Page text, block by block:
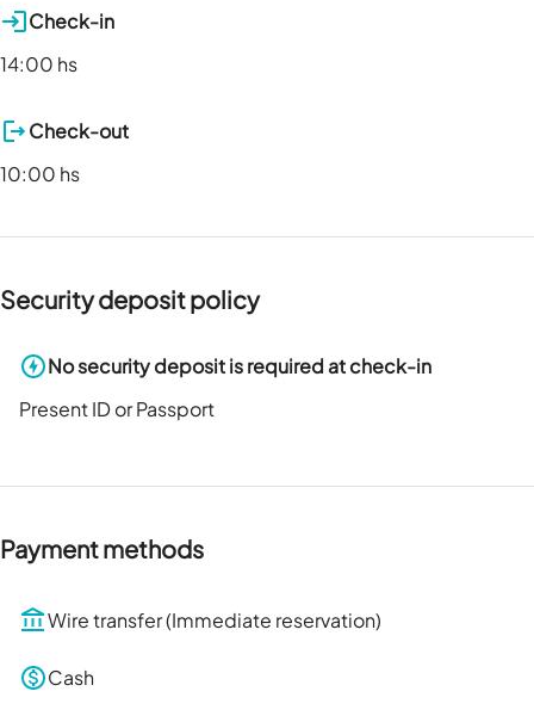
Check-in
14:00 hs
Check-out
10:00 hs
Security deposit policy
No security deposit is required at check-in
Present ID or Passport
Payment methods
Wire transfer (Immediate reservation)
Cash